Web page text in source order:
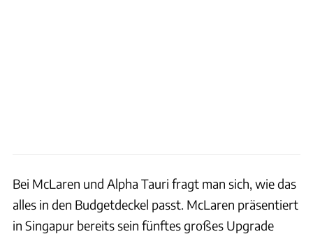
Bei McLaren und Alpha Tauri fragt man sich, wie das
alles in den Budgetdeckel passt. McLaren präsentiert
in Singapur bereits sein fünftes großes Upgrade